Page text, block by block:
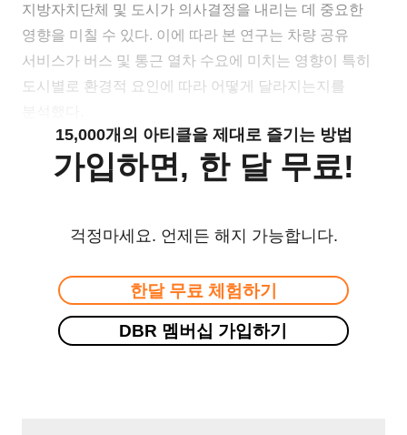
지방자치단체 및 도시가 의사결정을 내리는 데 중요한
영향을 미칠 수 있다. 이에 따라 본 연구는 차량 공유
서비스가 버스 및 통근 열차 수요에 미치는 영향이 특히
도시별로 환경적 요인에 따라 어떻게 달라지는지를
15,000개의 아티클을 제대로 즐기는 방법
가입하면, 한 달 무료!
걱정마세요. 언제든 해지 가능합니다.
한달 무료 체험하기
DBR 멤버십 가입하기